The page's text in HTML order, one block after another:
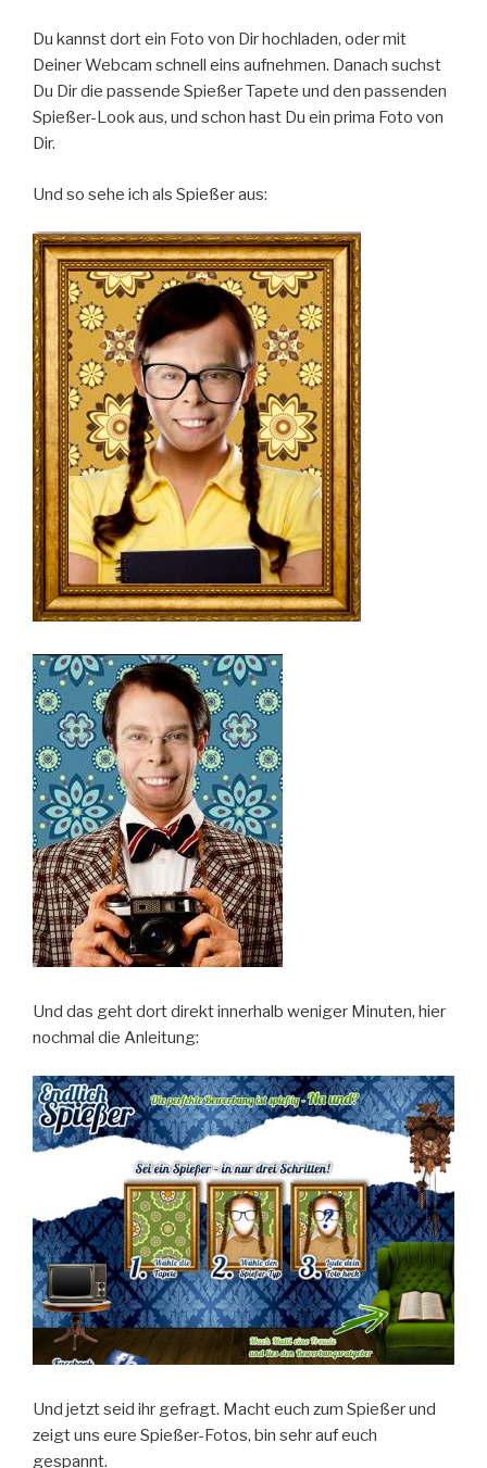
Du kannst dort ein Foto von Dir hochladen, oder mit
Deiner Webcam schnell eins aufnehmen. Danach suchst
Du Dir die passende Spießer Tapete und den passenden
Spießer-Look aus, und schon hast Du ein prima Foto von
Dir.
Und so sehe ich als Spießer aus:
Und das geht dort direkt innerhalb weniger Minuten, hier
nochmal die Anleitung:
Und jetzt seid ihr gefragt. Macht euch zum Spießer und
zeigt uns eure Spießer-Fotos, bin sehr auf euch
gespannt.